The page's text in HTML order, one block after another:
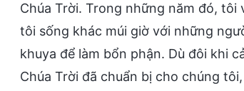
Chúa Trời. Trong những năm đó,
tôi sống khác múi giờ với những
khuya để làm bổn phận. Dù đôi khi
Chúa Trời đã chuẩn bị cho chúng